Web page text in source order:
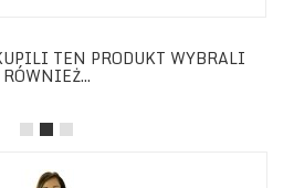
TEN PRODUKT WYBRALI
RÓWNIEŻ...